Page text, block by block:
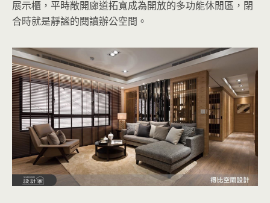
展示櫃，平時敞開廊道拓寬成為開放的多功能休閒區，閉
合時就是靜謐的閱讀辦公空間。